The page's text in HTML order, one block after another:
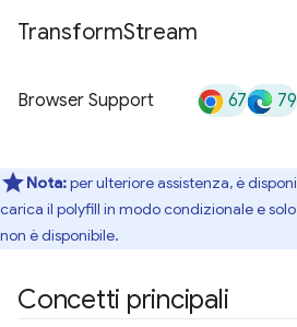
TransformStream
Browser Support 67 79
Nota:per ulteriore assistenza, è
carica il polyfill in modo condizionale e
non è disponibile.
Concetti principali